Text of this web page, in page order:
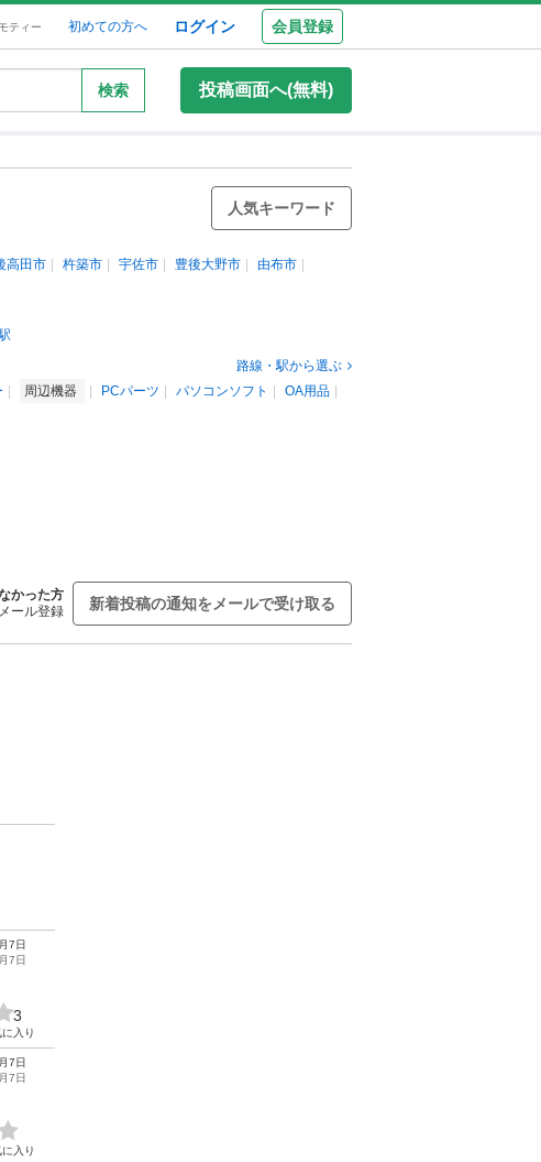
ティー 初めての方へ ログイン 会員登録
検索 投稿画面へ(無料)
人気キーワード
高田市 杵築市 宇佐市 豊後大野市
由布市
路線・駅から選ぶ
周辺機器 PCパーツ パソコンソフト
OA用品
かった方
ール登録
新着投稿の通知をメールで受け取る
7日
7日
3
に入り
7日
7日
に入り